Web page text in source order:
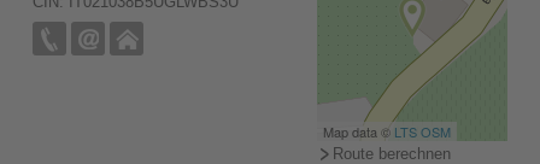
Map data © LTS OSM
Route berechnen